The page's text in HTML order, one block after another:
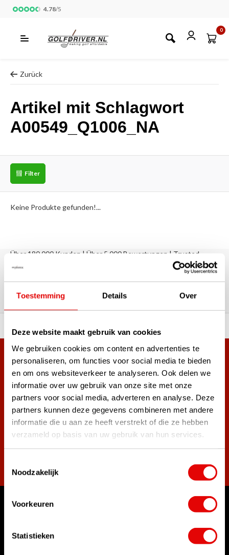
Toestemming Details Over
Deze website maakt gebruik van cookies
We gebruiken cookies om content en advertenties te
personaliseren, om functies voor social media te bieden
en om ons websiteverkeer te analyseren. Ook delen we
informatie over uw gebruik van onze site met onze
partners voor social media, adverteren en analyse. Deze
partners kunnen deze gegevens combineren met andere
informatie die u aan ze heeft verstrekt of die ze hebben
verzameld op basis van uw gebruik van hun services.
Noodzakelijk
Voorkeuren
Statistieken
4.78/5
0
Zurück
Artikel mit Schlagwort
A00549_Q1006_NA
Filter
Keine Produkte gefunden!...
Über 180.000 Kunden | Über 5.000 Bewertungen | Trusted
Bewertungen: Das sagen unsere
Kunden
Mehr als 38.000 Kunden haben sich bereits
angemeldet.
Melde dich für den Newsletter an und verpasse nie wieder
die besten Golfangebote!
Rufen Sie uns an